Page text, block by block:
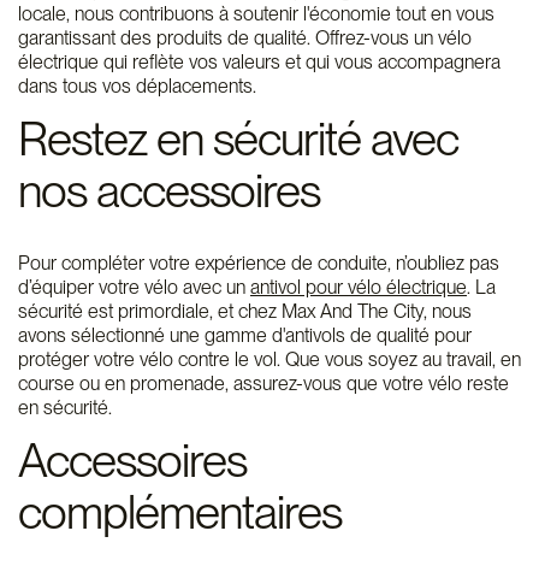
locale, nous contribuons à soutenir l'économie tout en vous
garantissant des produits de qualité. Offrez-vous un vélo
électrique qui reflète vos valeurs et qui vous accompagnera
dans tous vos déplacements.
Restez en sécurité avec
nos accessoires
Pour compléter votre expérience de conduite, n’oubliez pas
d’équiper votre vélo avec un antivol pour vélo électrique. La
sécurité est primordiale, et chez Max And The City, nous
avons sélectionné une gamme d'antivols de qualité pour
protéger votre vélo contre le vol. Que vous soyez au travail, en
course ou en promenade, assurez-vous que votre vélo reste
en sécurité.
Accessoires
complémentaires